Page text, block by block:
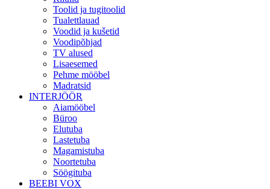
Toolid ja tugitoolid
Tualettlauad
Voodid ja kušetid
Voodipõhjad
TV alused
Lisaesemed
Pehme mööbel
Madratsid
INTERJÖÖR
Aiamööbel
Büroo
Elutuba
Lastetuba
Magamistuba
Noortetuba
Söögituba
BEEBI VOX